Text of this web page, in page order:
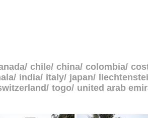
chile china colombia
india italy japan
togo united arab